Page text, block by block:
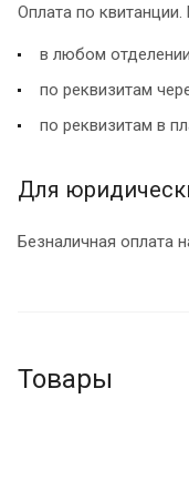
Оплата по
в любом
по реквизитам
по реквизитам в
Для
Безналичная оплата
Товары